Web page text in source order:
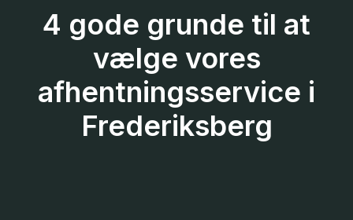
4 gode grunde til at
vælge vores
afhentningsservice i
Frederiksberg